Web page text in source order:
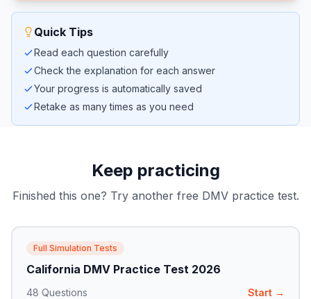
Quick Tips
Read each question carefully
Check the explanation for each answer
Your progress is automatically saved
Retake as many times as you need
Keep practicing
Finished this one? Try another free DMV practice test.
Full Simulation Tests
California DMV Practice Test 2026
48 Questions Start →